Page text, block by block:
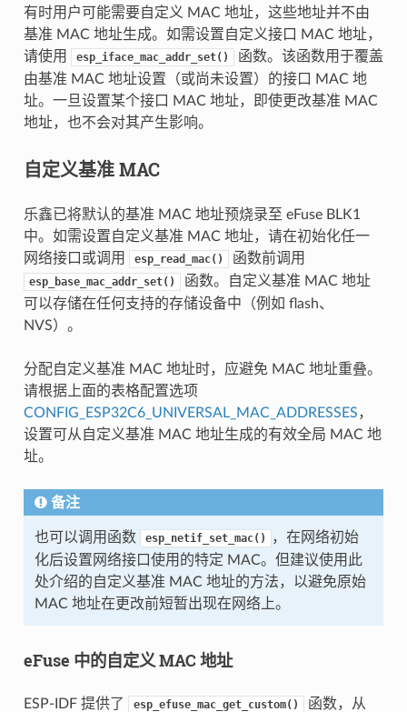
有时用户可能需要自定义 MAC 地址，这些地址并不由
基准 MAC 地址生成。如需设置自定义接口 MAC 地址，
请使用
esp_iface_mac_addr_set()
函数。该函数用于覆盖
由基准 MAC 地址设置（或尚未设置）的接口 MAC 地
址。一旦设置某个接口 MAC 地址，即使更改基准 MAC
地址，也不会对其产生影响。
自定义基准 MAC
乐鑫已将默认的基准 MAC 地址预烧录至 eFuse BLK1
中。如需设置自定义基准 MAC 地址，请在初始化任一
网络接口或调用
esp_read_mac() 函数前调用
esp_base_mac_addr_set()
函数。自定义基准 MAC 地址
可以存储在任何支持的存储设备中（例如 flash、
NVS）。
分配自定义基准 MAC 地址时，应避免 MAC 地址重叠。
请根据上面的表格配置选项
CONFIG_ESP32C6_UNIVERSAL_MAC_ADDRESSES，
设置可从自定义基准 MAC 地址生成的有效全局 MAC 地
址。
备注
也可以调用函数 esp_netif_set_mac()
，在网络初始
化后设置网络接口使用的特定 MAC。但建议使用此
处介绍的自定义基准 MAC 地址的方法，以避免原始
MAC 地址在更改前短暂出现在网络上。
eFuse 中的自定义 MAC 地址
ESP-IDF 提供了 esp_efuse_mac_get_custom()
函数，从